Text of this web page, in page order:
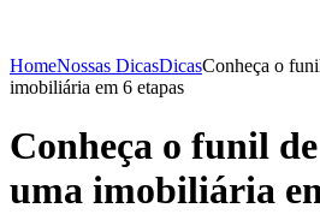
HomeNossas DicasDicasConheça o
imobiliária em 6 etapas
Conheça o funil
uma imobiliária